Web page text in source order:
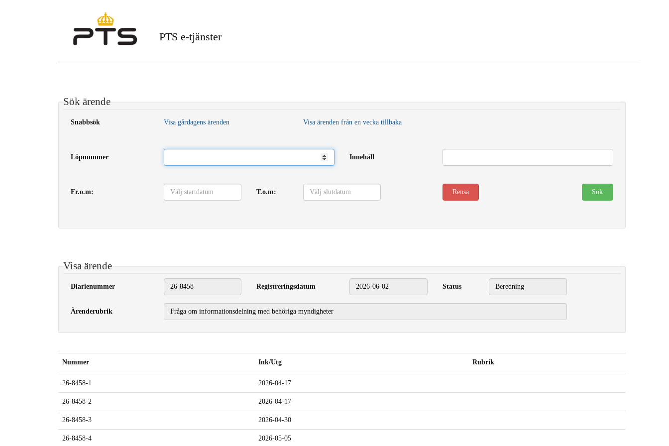
PTS e-tjänster
Sök ärende
Snabbsök Visa gårdagens ärenden Visa ärenden från en vecka tillbaka
Löpnummer Innehåll
Fr.o.m: T.o.m:
Visa ärende
Diarienummer Registreringsdatum 2026-06-02 Status
Ärenderubrik
Nummer Ink/Utg Rubrik
26-8458-1 2026-04-17
26-8458-2 2026-04-17
26-8458-3 2026-04-30
26-8458-4 2026-05-05